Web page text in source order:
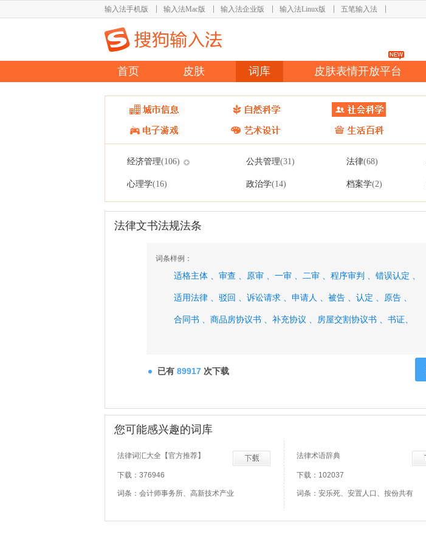
输入法手机版 输入法Mac版 输入法企业版 输入法Linux版 五笔输入法
首页 皮肤 词库 皮肤表情开放平台
经济管理(106) 公共管理(31) 法律(68)
心理学(16) 政治学(14) 档案学(2)
法律文书法规法条
词条样例：
适格主体 、 审查 、 原审 、 一审 、 二审 、 程序审判 、 错误认定 、
适用法律 、 驳回 、 诉讼请求 、 申请人 、 被告 、 认定 、 原告 、
合同书 、 商品房协议书 、 补充协议 、 房屋交割协议书 、 书证、
已有 89917 次下载
您可能感兴趣的词库
法律词汇大全【官方推荐】
下载：376946
词条：会计师事务所、高新技术产业
法律术语辞典
下载：102037
词条：安乐死、安置人口、按份共有